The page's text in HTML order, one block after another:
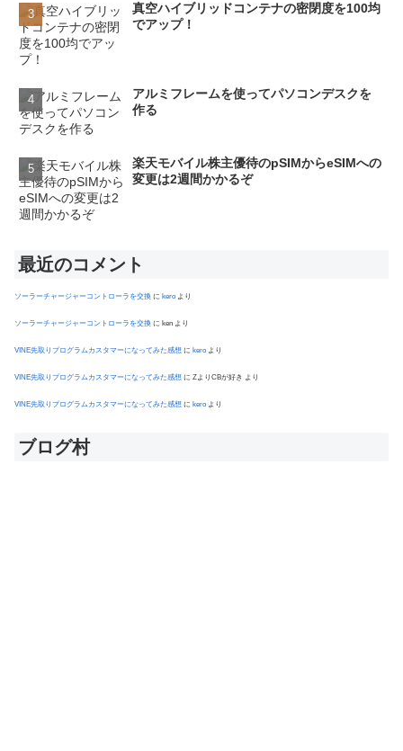
真空ハイブリッドコンテナの密閉度を100均
でアップ！
アルミフレームを使ってパソコンデスクを
作る
楽天モバイル株主優待のpSIMからeSIMへの
変更は2週間かかるぞ
最近のコメント
ソーラーチャージャーコントローラを交換 に kero より
ソーラーチャージャーコントローラを交換 に ken より
VINE先取りプログラムカスタマーになってみた感想 に kero より
VINE先取りプログラムカスタマーになってみた感想 に ZよりCBが好き より
VINE先取りプログラムカスタマーになってみた感想 に kero より
ブログ村